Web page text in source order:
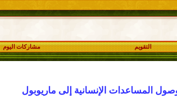
التقويم مشاركات اليوم
المساعدات الإنسانية إلى ماريوبول